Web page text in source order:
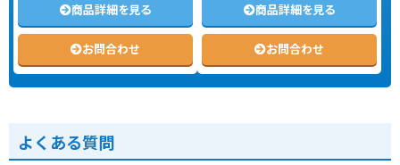
商品詳細を見る
お問合わせ
商品詳細を見る
お問合わせ
よくある質問